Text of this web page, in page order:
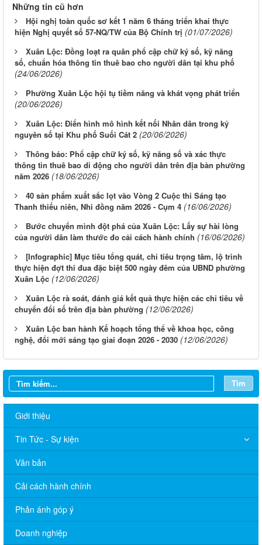
Những tin cũ hơn
Hội nghị toàn quốc sơ kết 1 năm 6 tháng triển khai thực
hiện Nghị quyết số 57-NQ/TW của Bộ Chính trị (01/07/2026)
Xuân Lộc: Đồng loạt ra quân phổ cập chữ ký số, kỹ năng
số, chuẩn hóa thông tin thuê bao cho người dân tại khu phố
(24/06/2026)
Phường Xuân Lộc hội tụ tiềm năng và khát vọng phát triển
(20/06/2026)
Xuân Lộc: Điển hình mô hình kết nối Nhân dân trong kỷ
nguyên số tại Khu phố Suối Cát 2 (20/06/2026)
Thông báo: Phổ cập chữ ký số, kỹ năng số và xác thực
thông tin thuê bao di động cho người dân trên địa bàn phường
năm 2026 (18/06/2026)
40 sản phẩm xuất sắc lọt vào Vòng 2 Cuộc thi Sáng tạo
Thanh thiếu niên, Nhi đồng năm 2026 - Cụm 4 (16/06/2026)
Bước chuyển mình đột phá của Xuân Lộc: Lấy sự hài lòng
của người dân làm thước đo cải cách hành chính (16/06/2026)
[Infographic] Mục tiêu tổng quát, chỉ tiêu trọng tâm, lộ trình
thực hiện đợt thi đua đặc biệt 500 ngày đêm của UBND phường
Xuân Lộc (12/06/2026)
Xuân Lộc rà soát, đánh giá kết quả thực hiện các chỉ tiêu về
chuyển đổi số trên địa bàn phường (12/06/2026)
Xuân Lộc ban hành Kế hoạch tổng thể về khoa học, công
nghệ, đổi mới sáng tạo giai đoạn 2026 - 2030 (12/06/2026)
Tìm
Giới thiệu
Tin Tức - Sự kiện
Văn bản
Cải cách hành chính
Phản ánh góp ý
Doanh nghiệp
Thông báo Lịch làm việc của UBND phường Xuân Lộc (Từ ngày